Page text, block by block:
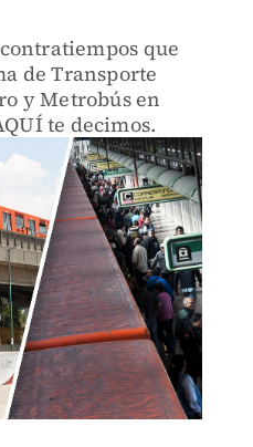
que
de Transporte
y Metrobús en
te decimos.